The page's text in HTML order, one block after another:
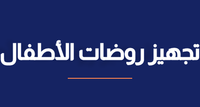
تجهيز روضات الأطفال